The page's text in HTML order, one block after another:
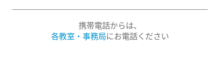
携帯電話からは、
各教室・事務局にお電話ください